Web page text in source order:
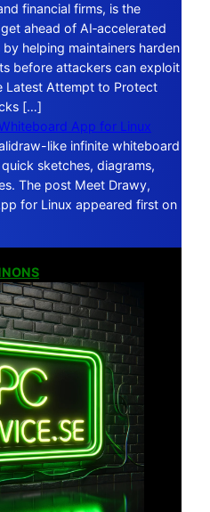
financial firms, is the
ahead of AI‑accelerated
helping maintainers harden
before attackers can exploit
Latest Attempt to Protect
[…]
App for Linux
like infinite whiteboard
sketches, diagrams,
The post Meet Drawy,
for Linux appeared first on